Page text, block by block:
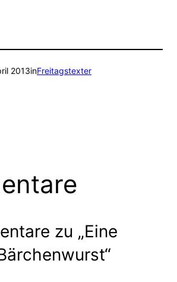
2013inFreitagstexter
zu „Eine